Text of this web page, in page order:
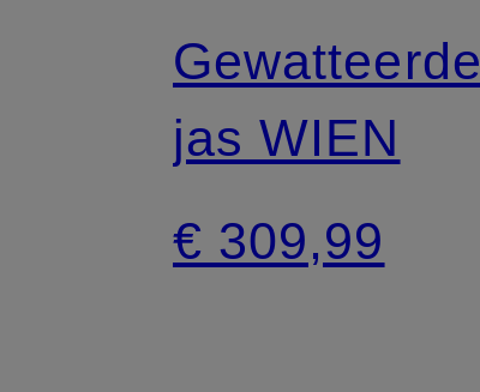
Gewatteerde
jas WIEN
€ 309,99